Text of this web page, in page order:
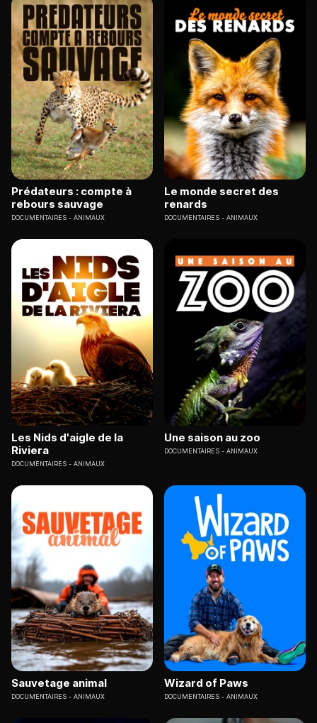
Prédateurs : compte à
rebours sauvage
DOCUMENTAIRES ANIMAUX
Le monde secret des
renards
DOCUMENTAIRES ANIMAUX
Les Nids d'aigle de la
Riviera
DOCUMENTAIRES ANIMAUX
Une saison au zoo
DOCUMENTAIRES ANIMAUX
Sauvetage animal
DOCUMENTAIRES ANIMAUX
Wizard of Paws
DOCUMENTAIRES ANIMAUX